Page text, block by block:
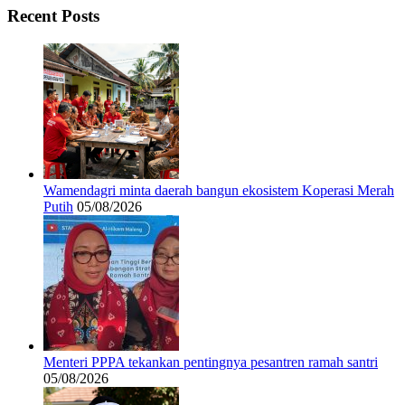
Recent Posts
Wamendagri minta daerah bangun ekosistem Koperasi Merah
Putih 05/08/2026
Menteri PPPA tekankan pentingnya pesantren ramah santri
05/08/2026